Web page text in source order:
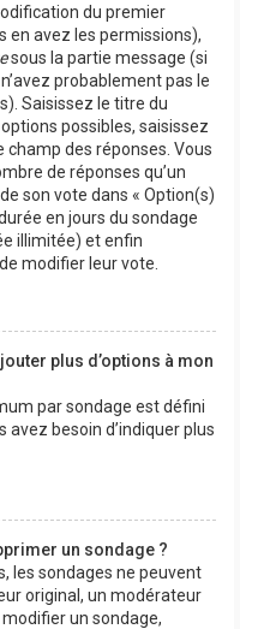
du premier
en avez les permissions),
sous la partie message (si
probablement pas le
Saisissez le titre du
possibles, saisissez
champ des réponses. Vous
de réponses qu’un
son vote dans « Option(s)
en jours du sondage
illimitée) et enfin
modifier leur vote.
plus d’options à mon
par sondage est défini
avez besoin d’indiquer plus
un sondage ?
les sondages ne peuvent
original, un modérateur
un sondage,